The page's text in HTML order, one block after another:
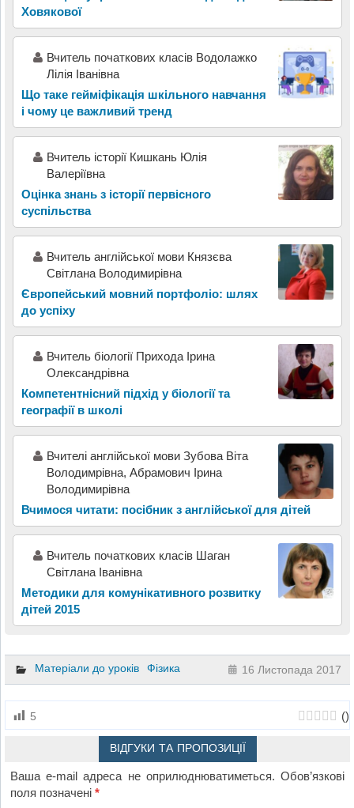
Ховякової
Вчитель початкових класів Водолажко
Лілія Іванівна
Що таке гейміфікація шкільного навчання
і чому це важливий тренд
Вчитель історії Кишкань Юлія
Валеріївна
Оцінка знань з історії первісного
суспільства
Вчитель англійської мови Князєва
Світлана Володимирівна
Європейський мовний портфоліо: шлях
до успіху
Вчитель біології Прихода Ірина
Олександрівна
Компетентнісний підхід у біології та
географії в школі
Вчителі англійської мови Зубова Віта
Володимрівна, Абрамович Ірина
Володимирівна
Вчимося читати: посібник з англійської для дітей
Вчитель початкових класів Шаган
Світлана Іванівна
Методики для комунікативного розвитку
дітей 2015
Матеріали до уроків Фізика 16 Листопада 2017
5 ()
ВІДГУКИ ТА ПРОПОЗИЦІЇ
Ваша e-mail адреса не оприлюднюватиметься. Обов’язкові
поля позначені*